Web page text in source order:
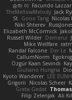
승하 이 Facundo
TheMellowMelody Jack
St Gooo Tang Nicolas
Niki Shterev
Elizabeth McCormick
Russell Wilder Demerui
Mike Wellfare
Randal Falcone Der Le
CallumNorm
Özgür Kaan Sevindi
Giuliano Hungria
Kyoto Wanderer LEE
Grigorii
Nicolas Scheer
Greta Gedat
Filip Zelenjak Ali